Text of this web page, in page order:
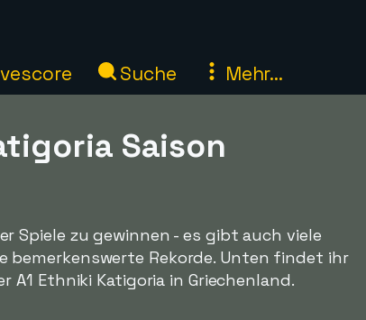
Suche Mehr...
Saison
Spiele zu gewinnen - es gibt auch viele
Rekorde. Unten findet ihr
A1 Ethniki Katigoria in Griechenland.